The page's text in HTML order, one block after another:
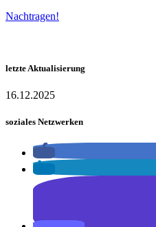
Nachtragen!
letzte Aktualisierung
16.12.2025
soziales Netzwerken